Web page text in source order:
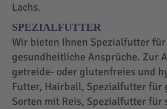
Lachs.
SPEZIALFUTTER
Wir bieten Ihnen Spezialfutter
gesundheitliche Ansprüche. Zur
getreide- oder glutenfreies und
Futter, Hairball, Spezialfutter für
Sorten mit Reis, Spezialfutter für